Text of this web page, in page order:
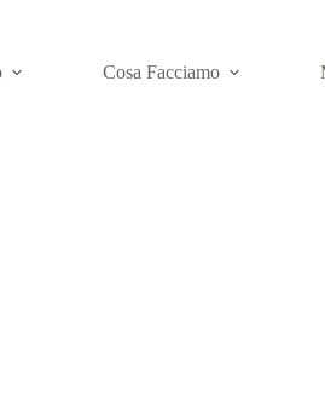
Cosa Facciamo